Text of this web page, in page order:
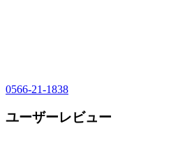
0566-21-1838
ユーザーレビュー